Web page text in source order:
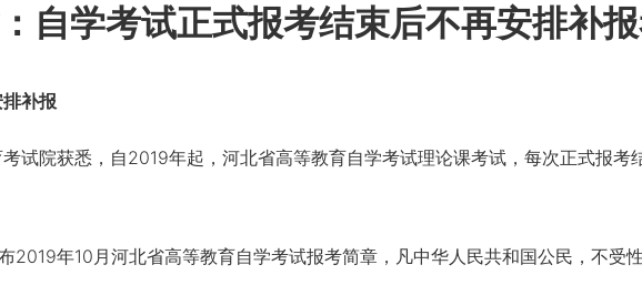
自学考试正式报考结束后不再安排补
补报
院获悉，自2019年起，河北省高等教育自学考试理论课考试，每次正式报考
年10月河北省高等教育自学考试报考简章，凡中华人民共和国公民，不受